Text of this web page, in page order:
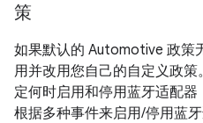
策
如果默认的 Automotive 政策
用并改用您自己的自定义政
定何时启用和停用蓝牙适配
根据多种事件来启用/停用蓝